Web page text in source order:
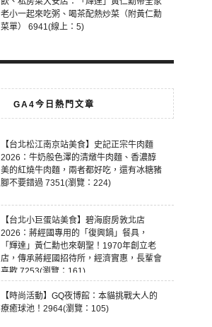
老小一起來吃粥、喝茶配熱炒菜（附黃仁勳
菜單） 6941(線上：5)
GA4今日熱門文章
【台北松江南京站美食】史記正宗牛肉麵
2026：牛奶般色澤的清燉牛肉麵、香濃醇
美的紅燒牛肉麵，兩者都好吃，還有冰糖豬
腳不要錯過 7351(瀏覽：224)
【台北小巨蛋站美食】碧海廚房敦北店
2026：蔣經國專用的「復興鍋」餐具，
「輝達」黃仁勳也來朝聖！1970年創立老
店，傳承蔣經國招待所，經濟實惠，長輩會
喜歡 7253(瀏覽：161)
【時尚活動】GQ夜博館：本貓挑戰大人的
療癒球池！2964(瀏覽：105)